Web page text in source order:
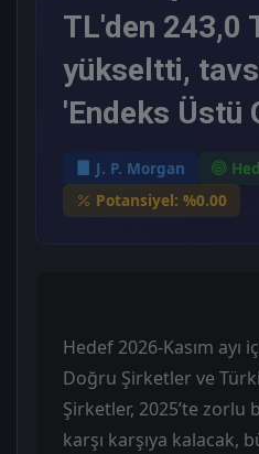
TL'den 243,0
yükseltti,
'Endeks Üstü
J. P. Morgan
Potansiyel: %0.00
Hedef 2026-Kasım ayı
Doğru Şirketler ve
Şirketler, 2025’te zorlu
karşı karşıya kalacak,